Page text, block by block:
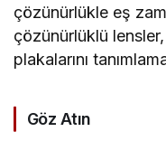
çözünürlükle eş
çözünürlüklü
plakalarını
Göz Atın